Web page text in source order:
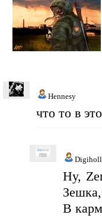
Hennesy
что то в
Ну,
В